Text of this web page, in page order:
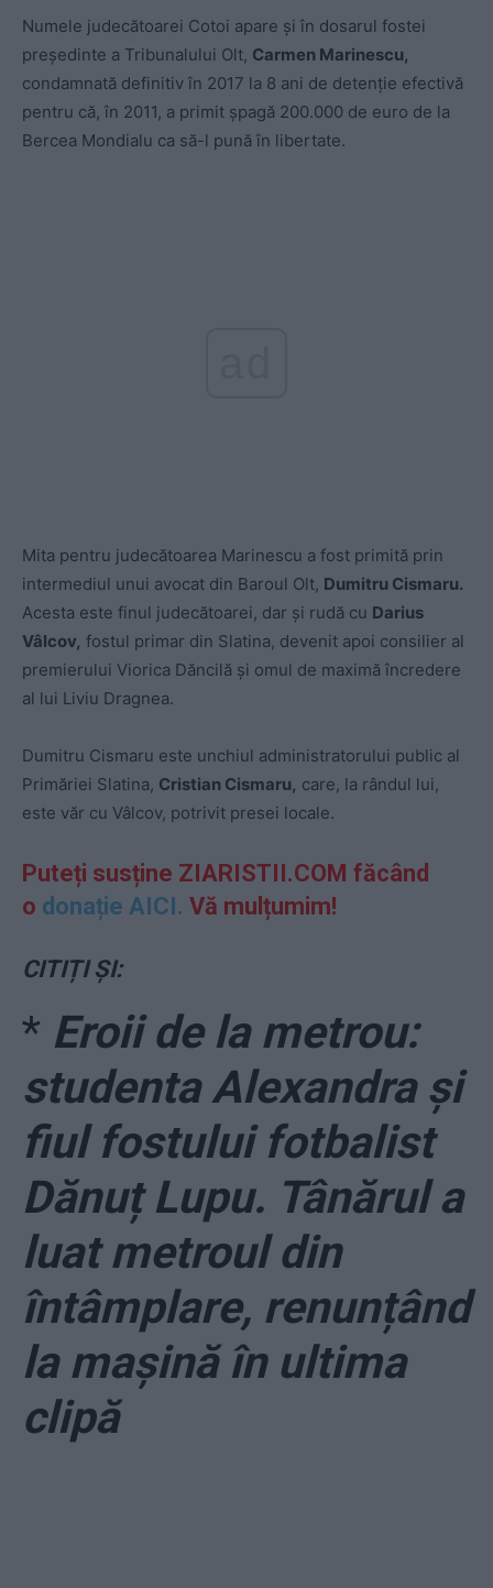
Numele judecătoarei Cotoi apare şi în dosarul fostei
preşedinte a Tribunalului Olt, Carmen Marinescu,
condamnată definitiv în 2017 la 8 ani de detenţie efectivă
pentru că, în 2011, a primit şpagă 200.000 de euro de la
Bercea Mondialu ca să-l pună în libertate.
Mita pentru judecătoarea Marinescu a fost primită prin
intermediul unui avocat din Baroul Olt, Dumitru Cismaru.
Acesta este finul judecătoarei, dar şi rudă cu Darius
Vâlcov, fostul primar din Slatina, devenit apoi consilier al
premierului Viorica Dăncilă şi omul de maximă încredere
al lui Liviu Dragnea.
Dumitru Cismaru este unchiul administratorului public al
Primăriei Slatina, Cristian Cismaru, care, la rândul lui,
este văr cu Vâlcov, potrivit presei locale.
Puteți susține ZIARISTII.COM făcând
o donație AICI. Vă mulțumim!
CITIȚI ȘI:
* Eroii de la metrou:
studenta Alexandra și
fiul fostului fotbalist
Dănuț Lupu. Tânărul a
luat metroul din
întâmplare, renunțând
la mașină în ultima
clipă